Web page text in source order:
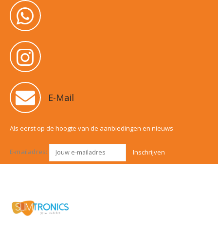
E-Mail
Als eerst op de hoogte van de aanbiedingen en nieuws
E-mailadres: